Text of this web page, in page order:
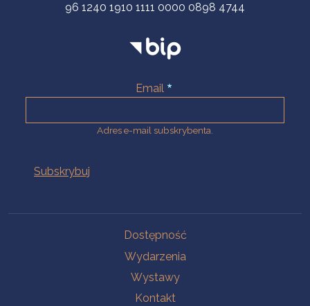
96 1240 1910 1111 0000 0898 4744
Email
Adres e-mail subskrybenta.
Dostępność
Wydarzenia
Wystawy
Kontakt